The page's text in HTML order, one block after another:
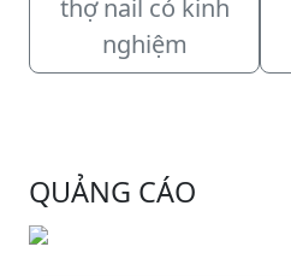
thợ nail có kinh
nghiệm
QUẢNG CÁO